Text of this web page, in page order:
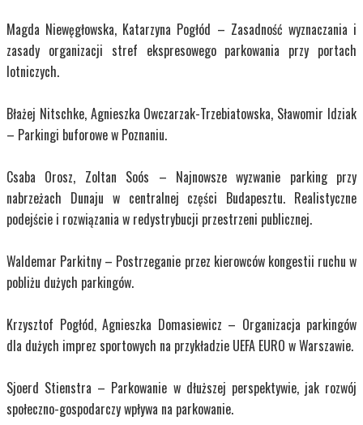
Magda Niewęgłowska, Katarzyna Pogłód – Zasadność wyznaczania i
zasady organizacji stref ekspresowego parkowania przy portach
lotniczych.
Błażej Nitschke, Agnieszka Owczarzak-Trzebiatowska, Sławomir Idziak
– Parkingi buforowe w Poznaniu.
Csaba Orosz, Zoltan Soós – Najnowsze wyzwanie parking przy
nabrzeżach Dunaju w centralnej części Budapesztu. Realistyczne
podejście i rozwiązania w redystrybucji przestrzeni publicznej.
Waldemar Parkitny – Postrzeganie przez kierowców kongestii ruchu w
pobliżu dużych parkingów.
Krzysztof Pogłód, Agnieszka Domasiewicz – Organizacja parkingów
dla dużych imprez sportowych na przykładzie UEFA EURO w Warszawie.
Sjoerd Stienstra – Parkowanie w dłuższej perspektywie, jak rozwój
społeczno-gospodarczy wpływa na parkowanie.